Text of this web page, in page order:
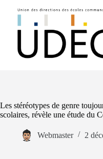
Les stéréotypes de genre
scolaires, révèle une étude du
Webmaster 2